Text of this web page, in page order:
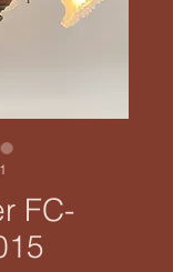
FC-